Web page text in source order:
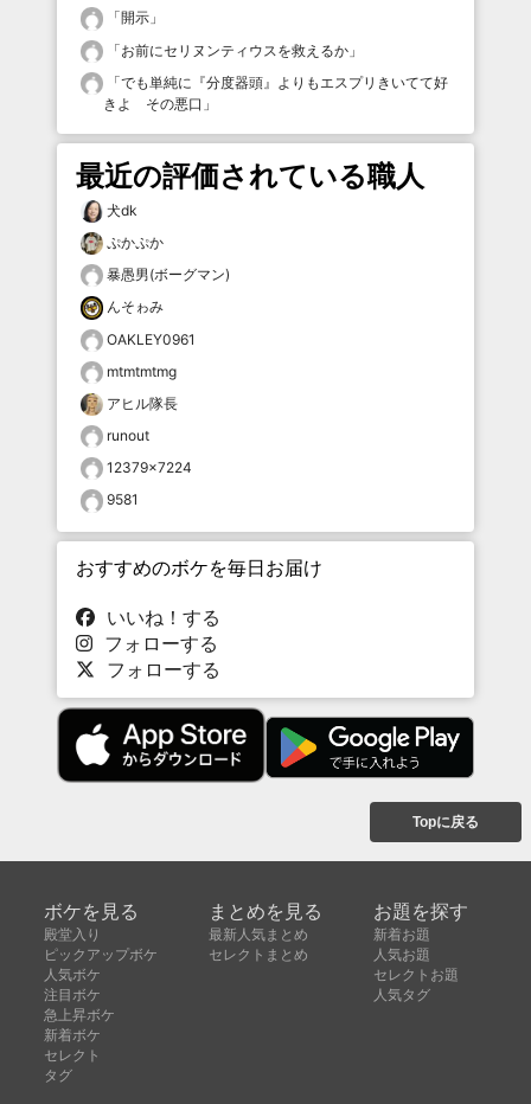
「開示 」
「お前にセリヌンティウスを救えるか 」
「でも単純に『分度器頭』よりもエスプリきいてて好
きよ その悪口 」
最近の評価されている職人
犬dk
ぷかぷか
暴愚男(ボーグマン)
んそゎみ
OAKLEY0961
mtmtmtmg
アヒル隊長
runout
12379×7224
9581
おすすめのボケを毎日お届け
いいね！する
フォローする
フォローする
Topに戻る
ボケを見る
殿堂入り
ピックアップボケ
人気ボケ
注目ボケ
急上昇ボケ
新着ボケ
セレクト
タグ
まとめを見る
最新人気まとめ
セレクトまとめ
お題を探す
新着お題
人気お題
セレクトお題
人気タグ